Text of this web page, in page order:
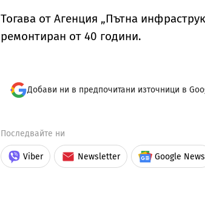
Тогава от Агенция „Пътна
ремонтиран от 40 години.
Добави ни в предпочитани източници в
Последвайте ни
Viber Newsletter Google News